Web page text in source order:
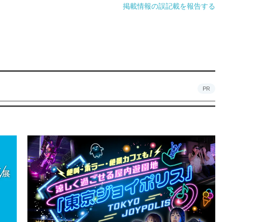
掲載情報の誤記載を報告する
PR